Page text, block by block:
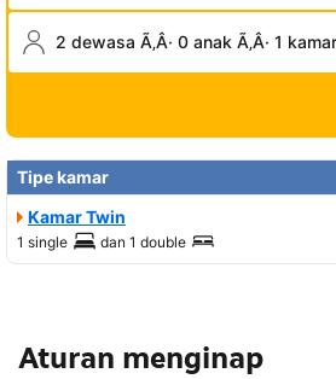
2 dewasa Ã‚Â· 0 anak Ã‚Â· 1 kamar
Tipe kamar
Kamar Twin
1 single dan 1 double
Aturan menginap